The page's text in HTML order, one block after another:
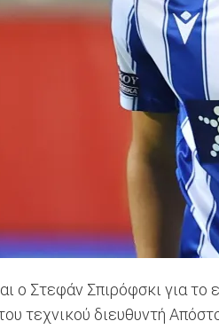
ο Στεφάν Σπιρόφσκι για
τεχνικού διευθυντή